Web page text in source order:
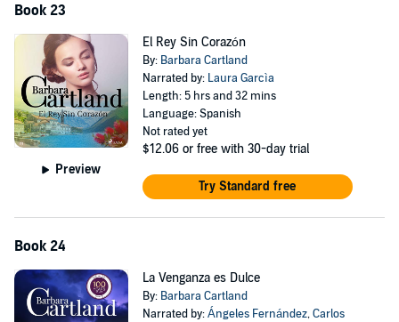
Book 23
Preview
El Rey Sin Corazón
By: Barbara Cartland
Narrated by: Laura Garcìa
Length: 5 hrs and 32 mins
Language: Spanish
Not rated yet
$12.06 or free with 30-day trial
Try Standard free
Book 24
La Venganza es Dulce
By: Barbara Cartland
Narrated by:Ángeles Fernández,Carlos